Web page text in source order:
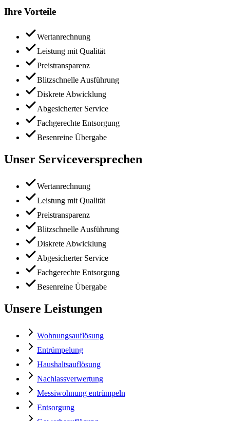
Ihre Vorteile
Wertanrechnung
Leistung mit Qualität
Preistransparenz
Blitzschnelle Ausführung
Diskrete Abwicklung
Abgesicherter Service
Fachgerechte Entsorgung
Besenreine Übergabe
Unser Serviceversprechen
Wertanrechnung
Leistung mit Qualität
Preistransparenz
Blitzschnelle Ausführung
Diskrete Abwicklung
Abgesicherter Service
Fachgerechte Entsorgung
Besenreine Übergabe
Unsere Leistungen
Wohnungsauflösung
Entrümpelung
Haushaltsauflösung
Nachlassverwertung
Messiwohnung entrümpeln
Entsorgung